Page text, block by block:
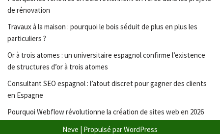
de rénovation
Travaux à la maison : pourquoi le bois séduit de plus en plus les
particuliers ?
Or à trois atomes : un universitaire espagnol confirme l’existence
de structures d’or à trois atomes
Consultant SEO espagnol : l’atout discret pour gagner des clients
en Espagne
Pourquoi Webflow révolutionne la création de sites web en 2026
Neve | Propulsé parWordPress